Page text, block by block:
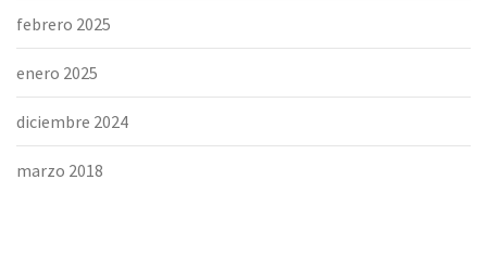
febrero 2025
enero 2025
diciembre 2024
marzo 2018